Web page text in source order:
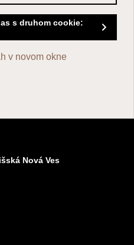
s druhom cookie:
v novom okne
Nová Ves